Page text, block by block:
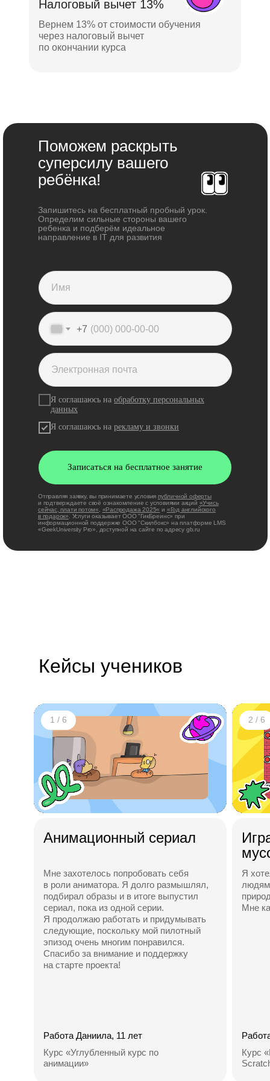
Налоговый вычет 13%
Вернем 13% от стоимости обучения
через налоговый вычет
по окончании курса
Запишитесь на бесплатный пробный урок.
Определим сильные стороны вашего
ребенка и подберём идеальное
направление в IT для развития
Поможем раскрыть
суперсилу вашего
ребёнка!
+7
Я соглашаюсь на обработку персональных
данных
Я соглашаюсь на рекламу и звонки
Записаться на бесплатное занятие
Отправляя заявку, вы принимаете условияпубличной оферты
и подтверждаете своё ознакомление с условиями акций «Учись
сейчас, плати потом« «Распродажа 2025« и «Год английского
в подарок» . Услуги оказывает ООО "ГикБреинс» при
информационной поддержке ООО "Скилбокс» на платформе LMS
«GeekUniversity Pro», доступной на сайте по адресу gb.ru
Кейсы учеников
Анимационный сериал
Мне захотелось попробовать себя
в роли аниматора. Я долго размышлял,
подбирал образы и в итоге выпустил
сериал, пока из одной серии.
Я продолжаю работать и придумывать
следующие, поскольку мой пилотный
эпизод очень многим понравился.
Спасибо за внимание и поддержку
на старте проекта!
Работа Даниила, 11 лет
Курс «Углубленный курс по
анимации»
1 / 6
Я
людям
Мне
Курс
2 / 6